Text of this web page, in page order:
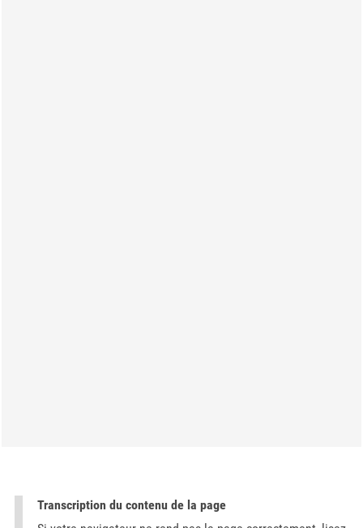
Transcription du contenu de la page